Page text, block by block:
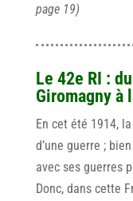
page 19)
Le 42e RI :
Giromagny à
En cet été 1914,
d’une guerre ;
avec ses guerres
Donc, dans cette